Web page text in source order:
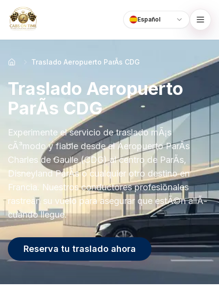
CabsOnTime Language
Español
Traslado Aeropuerto ParÃ­s CDG
Traslado Aeropuerto
ParÃ­s CDG
Experimente el servicio de traslado mÃ¡s
cÃ³modo y fiable desde el Aeropuerto ParÃ­s
Charles de Gaulle (CDG) al centro de ParÃ­s,
Disneyland ParÃ­s o cualquier otro destino en
Francia. Nuestros conductores profesionales
rastrean su vuelo para asegurar que estÃ©n allÃ­
cuando llegue.
Reserva tu traslado ahora